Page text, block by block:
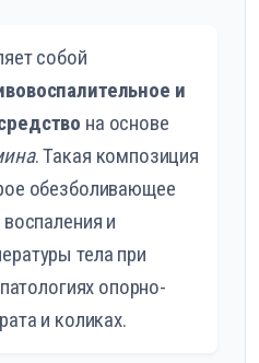
собой
и
на основе
. Такая композиция
обезболивающее
и
тела при
опорно-
и коликах.